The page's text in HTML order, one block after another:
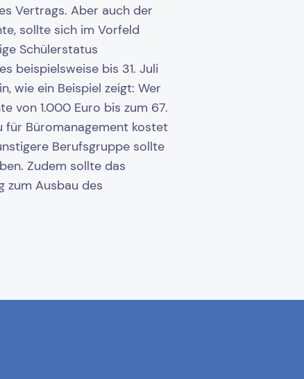
Vertrags. Aber auch der
sollte sich im Vorfeld
Schülerstatus
beispielsweise bis 31. Juli
wie ein Beispiel zeigt: Wer
von 1.000 Euro bis zum 67.
für Büromanagement kostet
Berufsgruppe sollte
Zudem sollte das
zum Ausbau des